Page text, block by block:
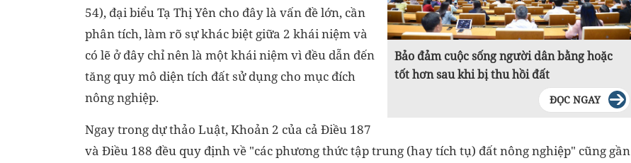
Bảo đảm cuộc sống người dân bằng hoặc
tốt hơn sau khi bị thu hồi đất
ĐỌC NGAY
54), đại biểu Tạ Thị Yên cho đây là vấn đề lớn, cần
phân tích, làm rõ sự khác biệt giữa 2 khái niệm và
có lẽ ở đây chỉ nên là một khái niệm vì đều dẫn đến
tăng quy mô diện tích đất sử dụng cho mục đích
nông nghiệp.
Ngay trong dự thảo Luật, Khoản 2 của cả Điều 187
và Điều 188 đều quy định về "các phương thức tập trung (hay tích tụ) đất nông nghiệp" cũng gần